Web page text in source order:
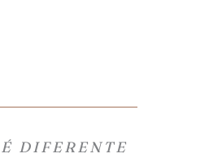
DIFERENTE